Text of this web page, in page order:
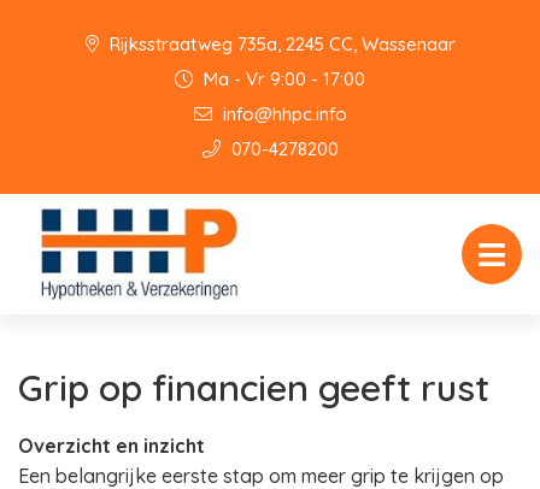
Rijksstraatweg 735a, 2245 CC, Wassenaar
Ma - Vr 9:00 - 17:00
info@hhpc.info
070-4278200
Grip op financien geeft rust
Overzicht en inzicht
Een belangrijke eerste stap om meer grip te krijgen op